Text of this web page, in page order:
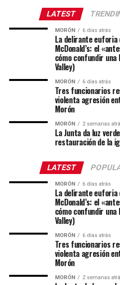
LATEST
MORÓN 6 días atrás
La delirante euforia
McDonald’s: el
cómo confundir una
Valley)
MORÓN 6 días atrás
Tres funcionarios
violenta agresión
Morón
MORÓN 2 semanas
La Junta da luz
restauración de la
LATEST
MORÓN 6 días atrás
La delirante euforia
McDonald’s: el
cómo confundir una
Valley)
MORÓN 6 días atrás
Tres funcionarios
violenta agresión
Morón
MORÓN 2 semanas